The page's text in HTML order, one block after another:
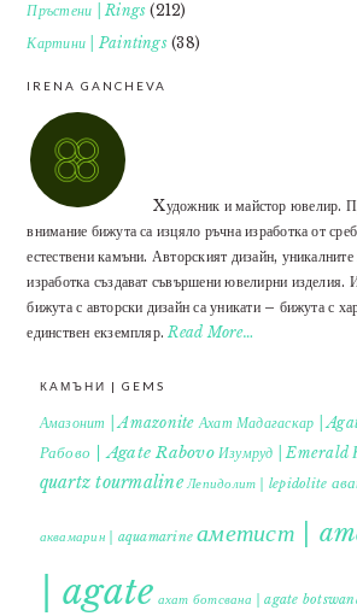
Пръстени | Rings (212)
Картини | Paintings(38)
IRENA GANCHEVA
Xудожник и майстор ювелир.
внимание бижута са изцяло ръчна изработка от
естествени камъни. Авторският дизайн,
изработка създават съвършени ювелирни изделия.
бижута с авторски дизайн са уникати – бижута с
единствен екземпляр.Read More…
КАМЪНИ | GEMS
Амазонит | Amazonite Ахат Мадагаскар |
Рабово | Agate Rabovo Изумруд | Emerald
quartz tourmaline Лепидолит | lepidolite
аквамарин | aquamarine аметист |
| agate ахат ботсвана | agate